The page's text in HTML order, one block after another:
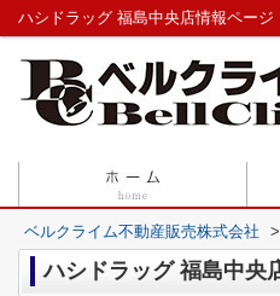
ハシドラッグ 福島中央店情報ペー
ベルクライム不動産販売株式会社 >
ハシドラッグ 福島中央